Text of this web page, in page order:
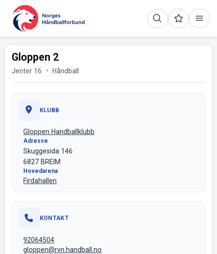
Gloppen 2
Jenter 16 Håndball
KLUBB
Gloppen Handballklubb
Adresse
Skuggesida 146
6827 BREIM
Hovedarena
Firdahallen
KONTAKT
92064504
gloppen@rvn.handball.no